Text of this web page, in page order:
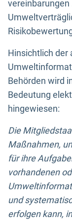
vereinbarungen
Hinsichtlich der
Behörden wird
Bedeutung
hingewiesen:
Die
Maßnahmen,
für ihre
vorhandenen
und
erfolgen kann,